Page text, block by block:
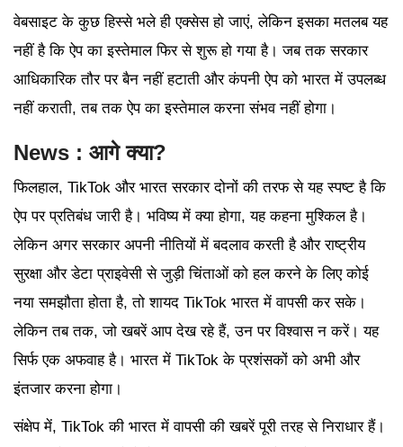
वेबसाइट के कुछ हिस्से भले ही एक्सेस हो जाएं, लेकिन इसका मतलब यह
नहीं है कि ऐप का इस्तेमाल फिर से शुरू हो गया है। जब तक सरकार
आधिकारिक तौर पर बैन नहीं हटाती और कंपनी ऐप को भारत में उपलब्ध
नहीं कराती, तब तक ऐप का इस्तेमाल करना संभव नहीं होगा।
News : आगे क्या?
फिलहाल, TikTok और भारत सरकार दोनों की तरफ से यह स्पष्ट है कि
ऐप पर प्रतिबंध जारी है। भविष्य में क्या होगा, यह कहना मुश्किल है।
लेकिन अगर सरकार अपनी नीतियों में बदलाव करती है और राष्ट्रीय
सुरक्षा और डेटा प्राइवेसी से जुड़ी चिंताओं को हल करने के लिए कोई
नया समझौता होता है, तो शायद TikTok भारत में वापसी कर सके।
लेकिन तब तक, जो खबरें आप देख रहे हैं, उन पर विश्वास न करें। यह
सिर्फ एक अफवाह है। भारत में TikTok के प्रशंसकों को अभी और
इंतजार करना होगा।
संक्षेप में, TikTok की भारत में वापसी की खबरें पूरी तरह से निराधार हैं।